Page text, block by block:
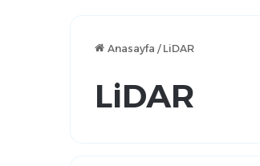
Anasayfa / LiDAR
LiDAR